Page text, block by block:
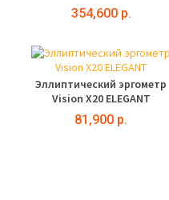
354,600 р.
Эллиптический эргометр
Vision X20 ELEGANT
81,900 р.